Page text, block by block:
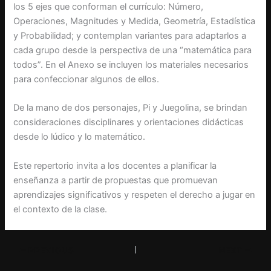
los 5 ejes que conforman el currículo: Número,
Operaciones, Magnitudes y Medida, Geometría, Estadística
y Probabilidad; y contemplan variantes para adaptarlos a
cada grupo desde la perspectiva de una “matemática para
todos”. En el Anexo se incluyen los materiales necesarios
para confeccionar algunos de ellos.
De la mano de dos personajes, Pi y Juegolina, se brindan
consideraciones disciplinares y orientaciones didácticas
desde lo lúdico y lo matemático.
Este repertorio invita a los docentes a planificar la
enseñanza a partir de propuestas que promuevan
aprendizajes significativos y respeten el derecho a jugar en
el contexto de la clase.